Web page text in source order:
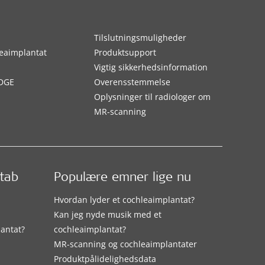
Tilslutningsmuligheder
Produktsupport
Vigtig sikkerhedsinformation
Overensstemmelse
Oplysninger til radiologer om
MR-scanning
Populære emner lige nu
Hvordan lyder et cochleaimplantat?
Kan jeg nyde musik med et
cochleaimplantat?
MR-scanning og cochleaimplantater
Produktpålidelighedsdata